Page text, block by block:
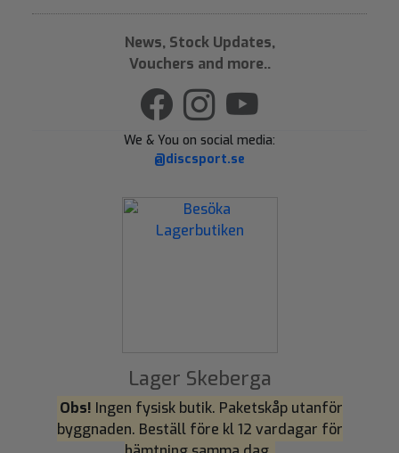
News, Stock Updates,
Vouchers and more..
We & You on social media:
@discsport.se
Lager Skeberga
Obs! Ingen fysisk butik. Paketskåp utanför
byggnaden. Beställ före kl 12 vardagar för